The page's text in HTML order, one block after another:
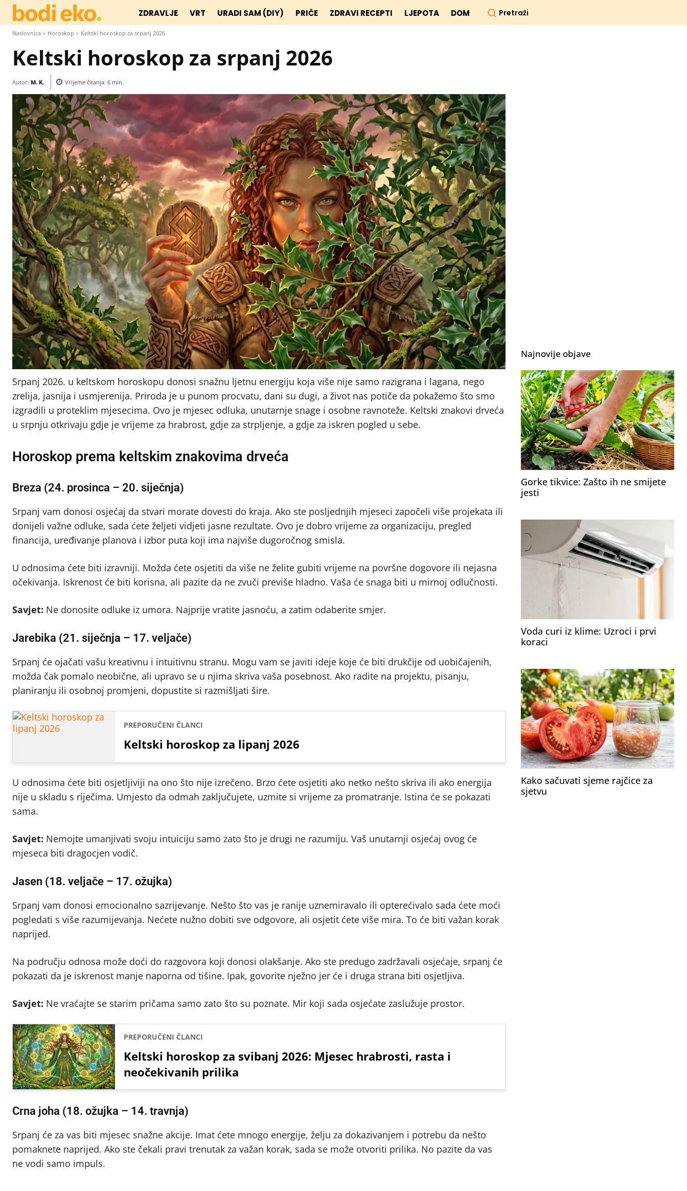
ZDRAVLJE VRT URADI SAM (DIY) PRIČE ZDRAVI RECEPTI LJEPOTA DOM Pretraži
Naslovnica Horoskop Keltski horoskop za srpanj 2026
Keltski horoskop za srpanj 2026
Autor: M. K. Vrijeme čitanja: 6 min.
Srpanj 2026. u keltskom horoskopu donosi snažnu ljetnu energiju koja više nije samo razigrana i lagana, nego
zrelija, jasnija i usmjerenija. Priroda je u punom procvatu, dani su dugi, a život nas potiče da pokažemo što smo
izgradili u proteklim mjesecima. Ovo je mjesec odluka, unutarnje snage i osobne ravnoteže. Keltski znakovi drveća
u srpnju otkrivaju gdje je vrijeme za hrabrost, gdje za strpljenje, a gdje za iskren pogled u sebe.
Horoskop prema keltskim znakovima drveća
Breza (24. prosinca – 20. siječnja)
Srpanj vam donosi osjećaj da stvari morate dovesti do kraja. Ako ste posljednjih mjeseci započeli više projekata ili
donijeli važne odluke, sada ćete željeti vidjeti jasne rezultate. Ovo je dobro vrijeme za organizaciju, pregled
financija, uređivanje planova i izbor puta koji ima najviše dugoročnog smisla.
U odnosima ćete biti izravniji. Možda ćete osjetiti da više ne želite gubiti vrijeme na površne dogovore ili nejasna
očekivanja. Iskrenost će biti korisna, ali pazite da ne zvuči previše hladno. Vaša će snaga biti u mirnoj odlučnosti.
Savjet: Ne donosite odluke iz umora. Najprije vratite jasnoću, a zatim odaberite smjer.
Jarebika (21. siječnja – 17. veljače)
Srpanj će ojačati vašu kreativnu i intuitivnu stranu. Mogu vam se javiti ideje koje će biti drukčije od uobičajenih,
možda čak pomalo neobične, ali upravo se u njima skriva vaša posebnost. Ako radite na projektu, pisanju,
planiranju ili osobnoj promjeni, dopustite si razmišljati šire.
PREPORUČENI ČLANCI
Keltski horoskop za lipanj 2026
U odnosima ćete biti osjetljiviji na ono što nije izrečeno. Brzo ćete osjetiti ako netko nešto skriva ili ako energija
nije u skladu s riječima. Umjesto da odmah zaključujete, uzmite si vrijeme za promatranje. Istina će se pokazati
sama.
Savjet: Nemojte umanjivati svoju intuiciju samo zato što je drugi ne razumiju. Vaš unutarnji osjećaj ovog će
mjeseca biti dragocjen vodič.
Jasen (18. veljače – 17. ožujka)
Srpanj vam donosi emocionalno sazrijevanje. Nešto što vas je ranije uznemiravalo ili opterećivalo sada ćete moći
pogledati s više razumijevanja. Nećete nužno dobiti sve odgovore, ali osjetit ćete više mira. To će biti važan korak
naprijed.
Na području odnosa može doći do razgovora koji donosi olakšanje. Ako ste predugo zadržavali osjećaje, srpanj će
pokazati da je iskrenost manje naporna od tišine. Ipak, govorite nježno jer će i druga strana biti osjetljiva.
Savjet: Ne vraćajte se starim pričama samo zato što su poznate. Mir koji sada osjećate zaslužuje prostor.
PREPORUČENI ČLANCI
Keltski horoskop za svibanj 2026: Mjesec hrabrosti, rasta i
neočekivanih prilika
Crna joha (18. ožujka – 14. travnja)
Srpanj će za vas biti mjesec snažne akcije. Imat ćete mnogo energije, želju za dokazivanjem i potrebu da nešto
pomaknete naprijed. Ako ste čekali pravi trenutak za važan korak, sada se može otvoriti prilika. No pazite da vas
ne vodi samo impuls.
Najnovije objave
Gorke tikvice: Zašto ih ne smijete
jesti
Voda curi iz klime: Uzroci i prvi
koraci
Kako sačuvati sjeme rajčice za
sjetvu